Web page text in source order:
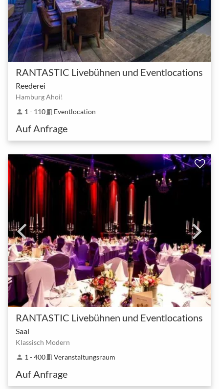
RANTASTIC Livebühnen und Eventlocations
Reederei
Hamburg Ahoi!
person 1 - 110meeting_room Eventlocation
Auf Anfrage
RANTASTIC Livebühnen und Eventlocations
Saal
Klassisch Modern
person 1 - 400meeting_room Veranstaltungsraum
Auf Anfrage